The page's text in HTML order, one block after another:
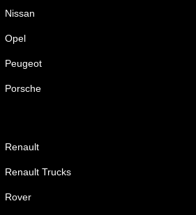
Nissan
Opel
Peugeot
Porsche
Renault
Renault Trucks
Rover